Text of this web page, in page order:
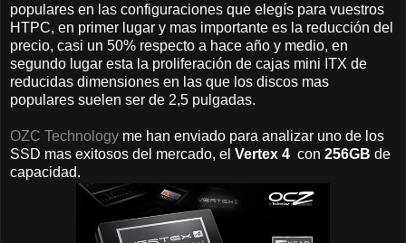
populares en las configuraciones que elegís para vuestros
HTPC, en primer lugar y mas importante es la reducción del
precio, casi un 50% respecto a hace año y medio, en
segundo lugar esta la proliferación de cajas mini ITX de
reducidas dimensiones en las que los discos mas
populares suelen ser de 2,5 pulgadas.
OZC Technology me han enviado para analizar uno de los
SSD mas exitosos del mercado, el Vertex 4 con 256GB de
capacidad.